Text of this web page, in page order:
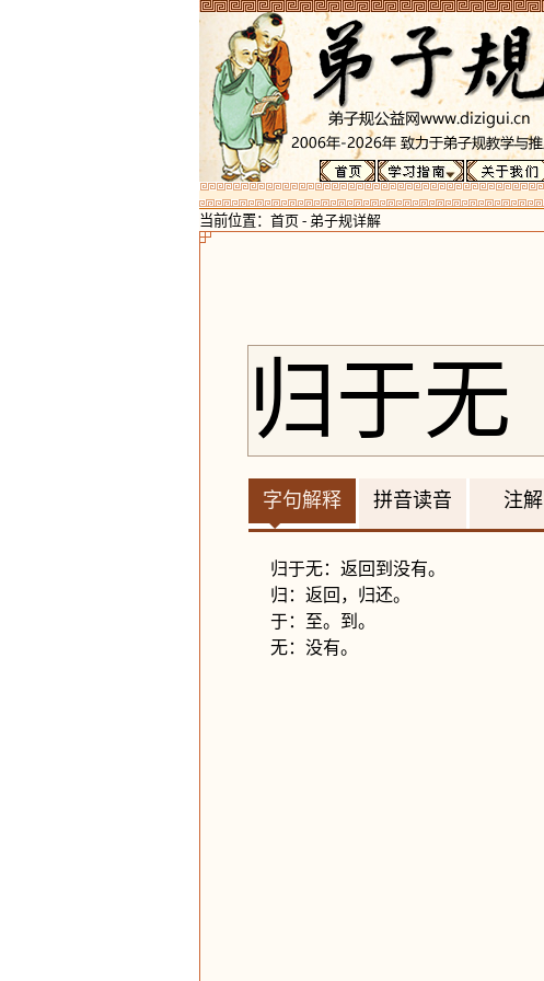
当前位置： 首页 - 弟子规详解
归于无
字句解释 拼音读音 注解
归于无：返回到没有。
归：返回，归还。
于：至。到。
无：没有。